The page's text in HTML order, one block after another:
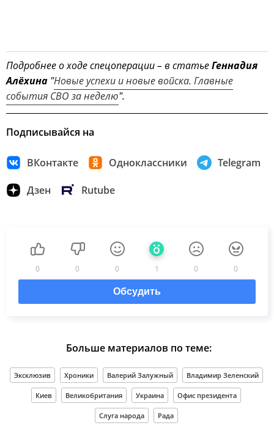
Подробнее о ходе спецоперации – в статьеГеннадия
Алёхина "Новые успехи и новые войска. Главные
события СВО за неделю".
Подписывайся на
ВКонтакте Одноклассники Telegram
Дзен Rutube
0 0 0 1 0 0
Обсудить
Больше материалов по теме:
Эксклюзив Хроники Валерий Залужный Владимир Зеленский
Киев Великобритания Украина Офис президента
Слуга народа Рада